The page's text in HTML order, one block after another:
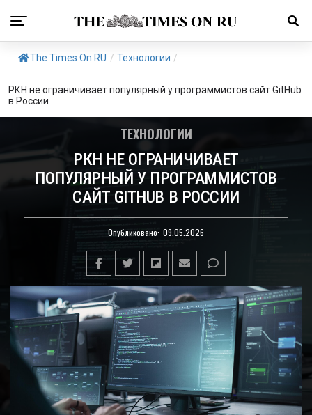
The Times On RU / Технологии /
РКН не ограничивает популярный у программистов сайт GitHub
в России
ТЕХНОЛОГИИ
РКН НЕ ОГРАНИЧИВАЕТ
ПОПУЛЯРНЫЙ У ПРОГРАММИСТОВ
САЙТ GITHUB В РОССИИ
Опубликовано: 09.05.2026